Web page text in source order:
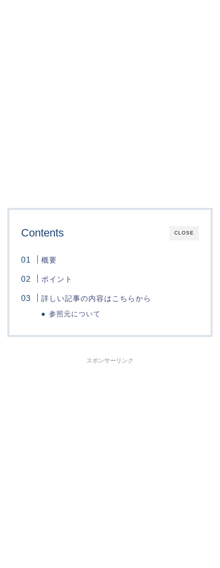
CLOSE
Contents
概要
ポイント
詳しい記事の内容はこちらから
参照元について
スポンサーリンク